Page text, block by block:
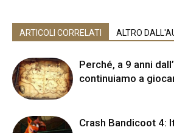
ARTICOLI CORRELATI ALTRO
Perché, a 9 anni
continuiamo a
Crash Bandicoot 4: